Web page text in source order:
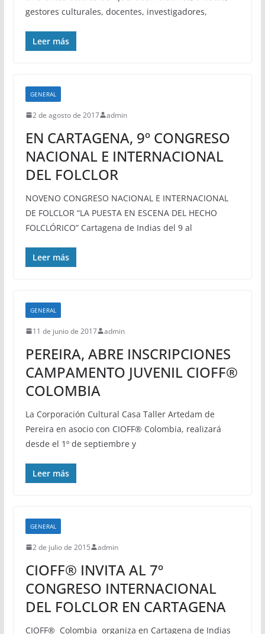
gestores culturales, docentes, investigadores,
Leer más
GENERAL
2 de agosto de 2017 admin
EN CARTAGENA, 9º CONGRESO
NACIONAL E INTERNACIONAL
DEL FOLCLOR
NOVENO CONGRESO NACIONAL E INTERNACIONAL
DE FOLCLOR “LA PUESTA EN ESCENA DEL HECHO
FOLCLÓRICO” Cartagena de Indias del 9 al
Leer más
GENERAL
11 de junio de 2017 admin
PEREIRA, ABRE INSCRIPCIONES
CAMPAMENTO JUVENIL CIOFF®
COLOMBIA
La Corporación Cultural Casa Taller Artedam de
Pereira en asocio con CIOFF® Colombia, realizará
desde el 1º de septiembre y
Leer más
GENERAL
2 de julio de 2015 admin
CIOFF® INVITA AL 7º
CONGRESO INTERNACIONAL
DEL FOLCLOR EN CARTAGENA
CIOFF® Colombia organiza en Cartagena de Indias